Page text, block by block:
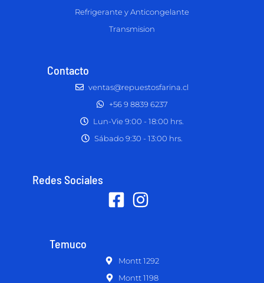
Refrigerante y Anticongelante
Transmision
Contacto
ventas@repuestosfarina.cl
+56 9 8839 6237
Lun-Vie 9:00 - 18:00 hrs.
Sábado 9:30 - 13:00 hrs.
Redes Sociales
Temuco
Montt 1292
Montt 1198